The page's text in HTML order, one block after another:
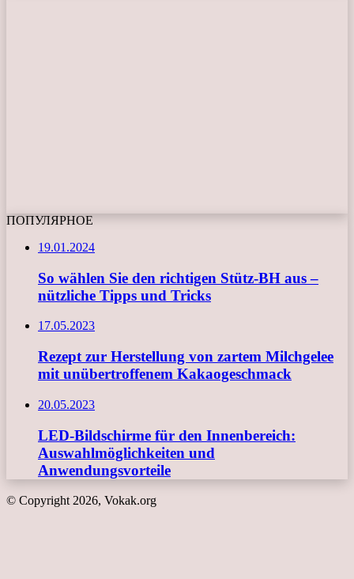
ПОПУЛЯРНОЕ
19.01.2024
So wählen Sie den richtigen Stütz-BH aus –
nützliche Tipps und Tricks
17.05.2023
Rezept zur Herstellung von zartem Milchgelee
mit unübertroffenem Kakaogeschmack
20.05.2023
LED-Bildschirme für den Innenbereich:
Auswahlmöglichkeiten und
Anwendungsvorteile
© Copyright 2026, Vokak.org